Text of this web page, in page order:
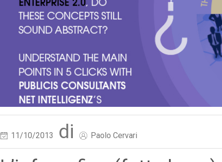
11/10/2013 di Paolo Cervari